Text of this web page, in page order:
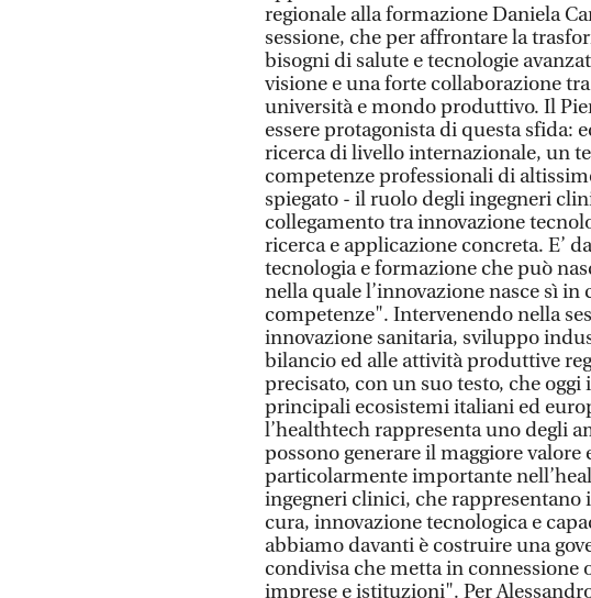
regionale alla formazione Daniela
sessione, che per affrontare la
bisogni di salute e tecnologie
visione e una forte collaborazione
università e mondo produttivo. Il
essere protagonista di questa sfida:
ricerca di livello internazionale, un
competenze professionali di
spiegato - il ruolo degli ingegneri
collegamento tra innovazione
ricerca e applicazione concreta. E’
tecnologia e formazione che può
nella quale l’innovazione nasce sì in
competenze". Intervenendo nella
innovazione sanitaria, sviluppo
bilancio ed alle attività produttive
precisato, con un suo testo, che
principali ecosistemi italiani ed
l’healthtech rappresenta uno degli
possono generare il maggiore
particolarmente importante
ingegneri clinici, che
cura, innovazione tecnologica e
abbiamo davanti è costruire una
condivisa che metta in
imprese e istituzioni". Per